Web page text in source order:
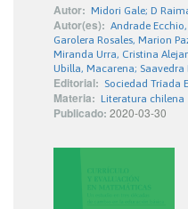
Autor: Midori Gale; D
Autor(es): Andrade
Garolera Rosales, Marion
Miranda Urra, Cristina
Ubilla, Macarena;
Editorial: Sociedad Tríada
Materia: Literatura chilena
Publicado: 2020-03-30